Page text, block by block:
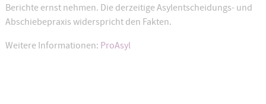
Berichte ernst nehmen. Die derzeitige Asylentscheidungs- und
Abschiebepraxis widerspricht den Fakten.
Weitere Informationen: ProAsyl